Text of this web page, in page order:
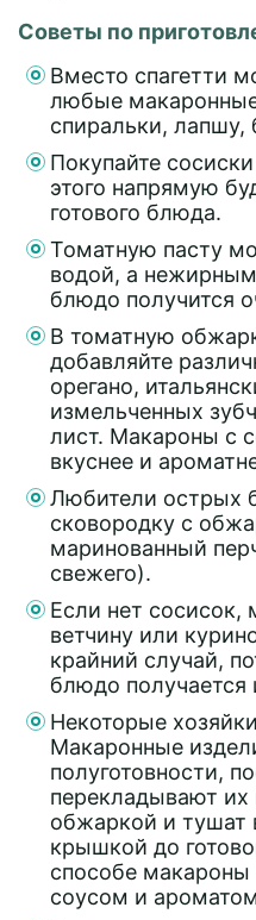
Советы по
Вместо спагетти
любые
спиральки, лапшу,
Покупайте
этого напрямую
готового блюда.
Томатную пасту
водой, а
блюдо получится
В томатную
добавляйте
орегано,
измельченных
лист. Макароны с
вкуснее и
Любители острых
сковородку с
маринованный
свежего).
Если нет сосисок,
ветчину или
крайний случай,
блюдо
Некоторые
Макаронные
полуготовности,
перекладывают их
обжаркой и тушат
крышкой до
способе макароны
соусом и